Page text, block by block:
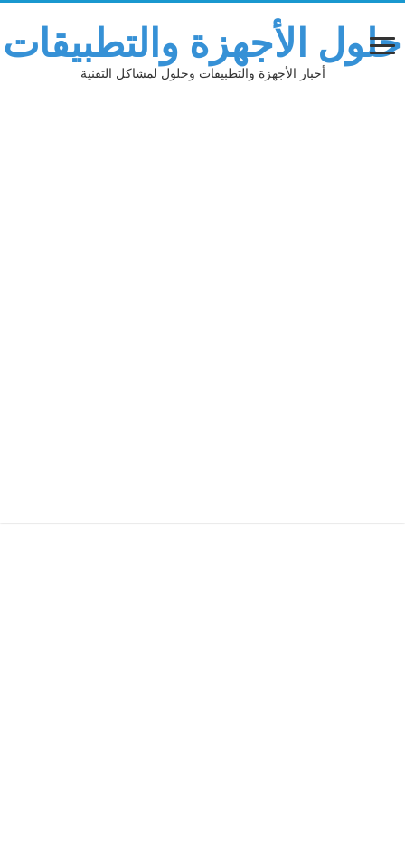
حلول الأجهزة والتطبيقات
أخبار الأجهزة والتطبيقات وحلول لمشاكل التقنية